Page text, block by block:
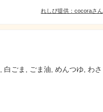
れしぴ提供：cocoraさん
ごま, ごま油, めんつゆ, わさ